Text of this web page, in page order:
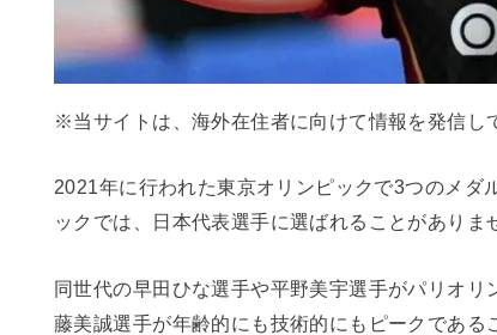
※当サイトは、海外在住者に向けて情報を発信し
2021年に行われた東京オリンピックで3つのメ
ックでは、日本代表選手に選ばれることがありま
同世代の早田ひな選手や平野美宇選手がパリオ
藤美誠選手が年齢的にも技術的にもピークであ